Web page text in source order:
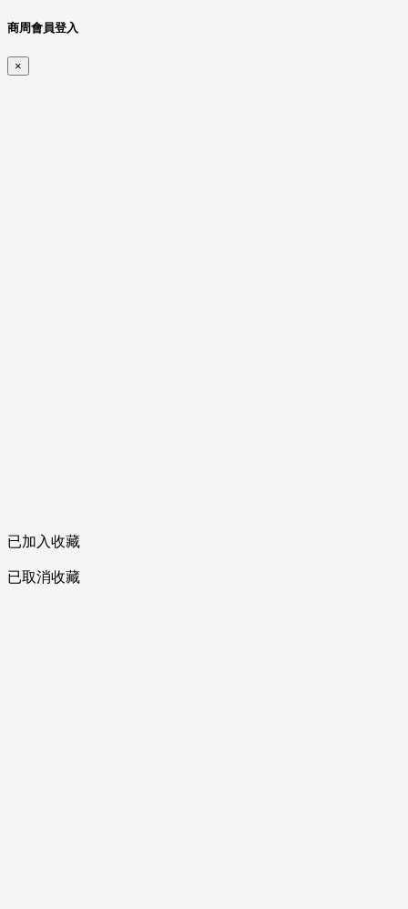
商周會員登入
×
已加入收藏
已取消收藏